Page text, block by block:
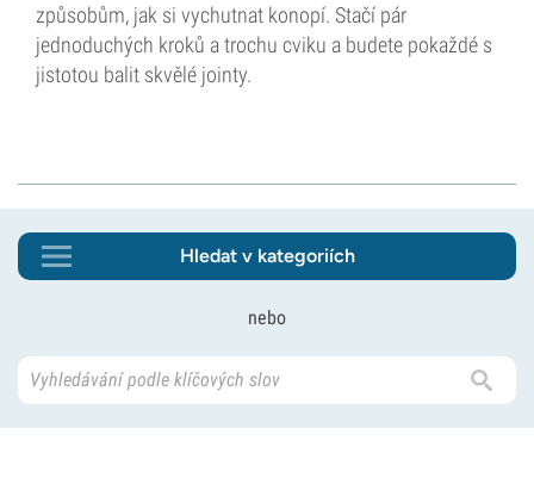
způsobům, jak si vychutnat konopí. Stačí pár
jednoduchých kroků a trochu cviku a budete pokaždé s
jistotou balit skvělé jointy.
Hledat v kategoriích
nebo